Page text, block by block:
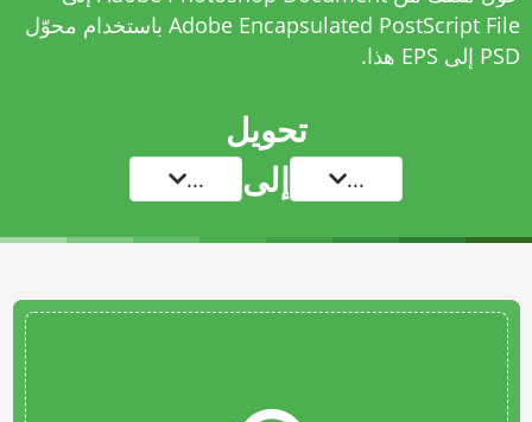
Adobe Encapsulated PostScript File باستخدام
محوّل
PSD إلى EPS
هذا.
تحويل
... إلى ...